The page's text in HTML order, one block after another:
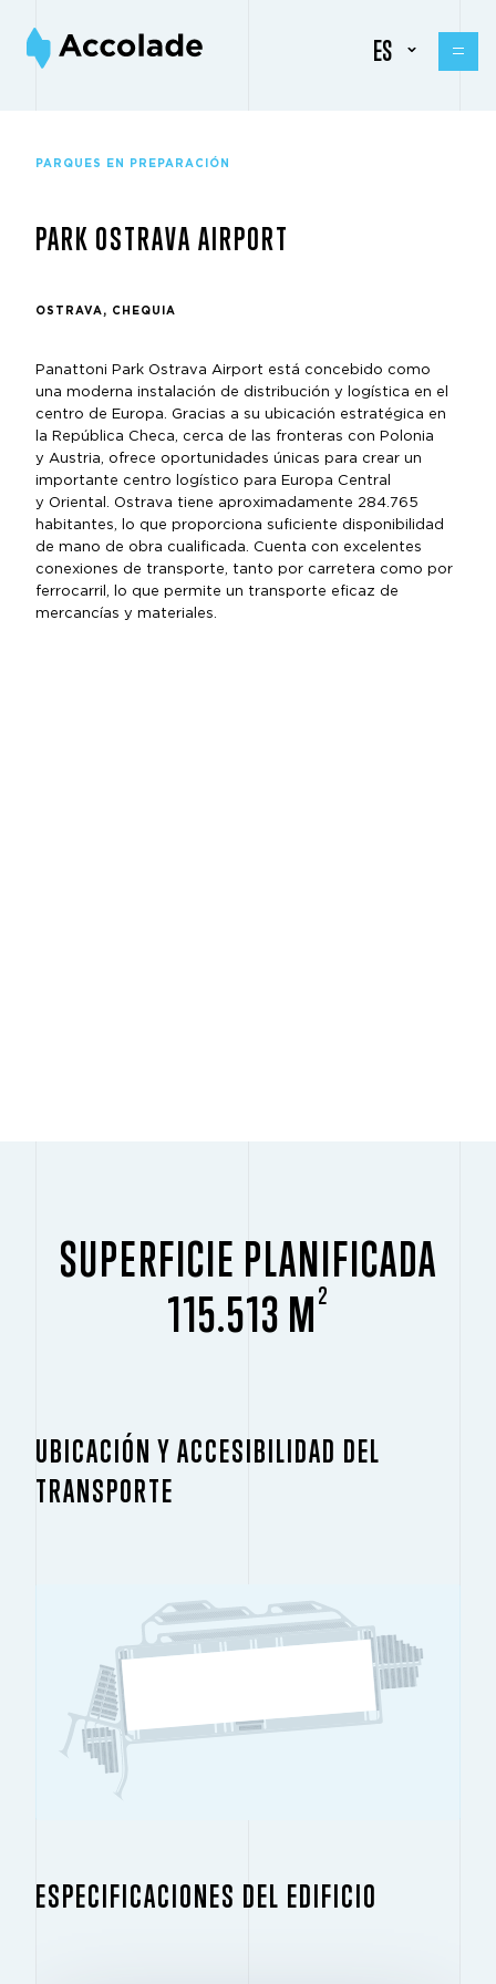
ES
PARQUES EN PREPARACIÓN
PARK OSTRAVA AIRPORT
OSTRAVA, CHEQUIA
Panattoni Park Ostrava Airport está concebido como
una moderna instalación de distribución y logística en el
centro de Europa. Gracias a su ubicación estratégica en
la República Checa, cerca de las fronteras con Polonia
y Austria, ofrece oportunidades únicas para crear un
importante centro logístico para Europa Central
y Oriental. Ostrava tiene aproximadamente 284.765
habitantes, lo que proporciona suficiente disponibilidad
de mano de obra cualificada. Cuenta con excelentes
conexiones de transporte, tanto por carretera como por
ferrocarril, lo que permite un transporte eficaz de
mercancías y materiales.
SUPERFICIE PLANIFICADA
115.513 M 2
UBICACIÓN Y ACCESIBILIDAD DEL
TRANSPORTE
ESPECIFICACIONES DEL EDIFICIO